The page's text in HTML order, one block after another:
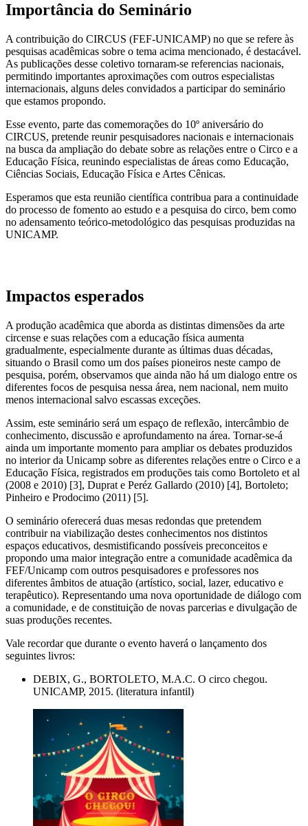
Importância do Seminário
A contribuição do CIRCUS (FEF-UNICAMP) no que se refere às
pesquisas acadêmicas sobre o tema acima mencionado, é destacável.
As publicações desse coletivo tornaram-se referencias nacionais,
permitindo importantes aproximações com outros especialistas
internacionais, alguns deles convidados a participar do seminário
que estamos propondo.
Esse evento, parte das comemorações do 10º aniversário do
CIRCUS, pretende reunir pesquisadores nacionais e internacionais
na busca da ampliação do debate sobre as relações entre o Circo e a
Educação Física, reunindo especialistas de áreas como Educação,
Ciências Sociais, Educação Física e Artes Cênicas.
Esperamos que esta reunião científica contribua para a continuidade
do processo de fomento ao estudo e a pesquisa do circo, bem como
no adensamento teórico-metodológico das pesquisas produzidas na
UNICAMP.
Impactos esperados
A produção acadêmica que aborda as distintas dimensões da arte
circense e suas relações com a educação física aumenta
gradualmente, especialmente durante as últimas duas décadas,
situando o Brasil como um dos países pioneiros neste campo de
pesquisa, porém, observamos que ainda não há um dialogo entre os
diferentes focos de pesquisa nessa área, nem nacional, nem muito
menos internacional salvo escassas exceções.
Assim, este seminário será um espaço de reflexão, intercâmbio de
conhecimento, discussão e aprofundamento na área. Tornar-se-á
ainda um importante momento para ampliar os debates produzidos
no interior da Unicamp sobre as diferentes relações entre o Circo e a
Educação Física, registrados em produções tais como Bortoleto et al
(2008 e 2010) [3], Duprat e Peréz Gallardo (2010) [4], Bortoleto;
Pinheiro e Prodocimo (2011) [5].
O seminário oferecerá duas mesas redondas que pretendem
contribuir na viabilização destes conhecimentos nos distintos
espaços educativos, desmistificando possíveis preconceitos e
propondo uma maior integração entre a comunidade acadêmica da
FEF/Unicamp com outros pesquisadores e professores nos
diferentes âmbitos de atuação (artístico, social, lazer, educativo e
terapêutico). Representando uma nova oportunidade de diálogo com
a comunidade, e de constituição de novas parcerias e divulgação de
suas produções recentes.
Vale recordar que durante o evento haverá o lançamento dos
seguintes livros:
DEBIX, G., BORTOLETO, M.A.C. O circo chegou.
UNICAMP, 2015. (literatura infantil)